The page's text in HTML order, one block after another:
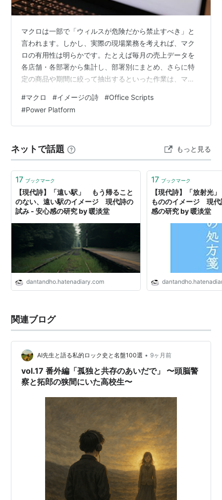
マクロは一部で「ウィルスが危険だから禁止すべき」と
言われます。しかし、実際の現場業務を考えれば、マク
ロの有用性は明らかです。たとえば毎月の売上データを
各店舗・各部署から集計し、部署別にまとめ、さらに特
定の商品や期間に絞って抽出するといった作業は、マク
業で行えば、膨大な時間がかかり、数字の転記ミスや集
計漏れといった人為的なエラーも増えてしまいます。マ
クロを全面禁止すれば効率は大幅に低下し、むしろ業務
はマクロそのものではなく、不審なメールや外部サイト
から入手したExcelファイルに仕込まれたマルウェ…
#マクロ #イメージの詩 #Office Scripts
#Power Platform
ネットで話題 もっと見る
17 ブックマーク
【現代詩】「遠い駅」 もう帰ること
のない、遠い駅のイメージ 現代詩の
試み - 安心感の研究 by 暖淡堂
dantandho.hatenadiary.com
17 ブックマーク
【現代詩】「放射光
もののイメージ 現代
感の研究 by 暖淡堂
関連ブログ
AI先生と語る私的ロック史と名盤100選 • 9ヶ月前
vol.17 番外編「孤独と共存のあいだで」 〜頭脳警
察と拓郎の狭間にいた高校生〜